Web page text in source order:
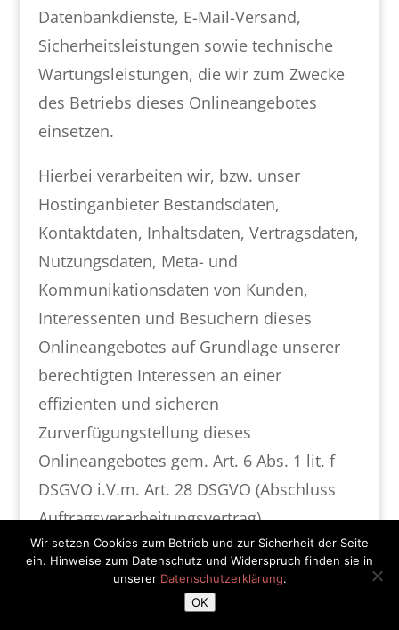
Datenbankdienste, E-Mail-Versand,
Sicherheitsleistungen sowie technische
Wartungsleistungen, die wir zum Zwecke
des Betriebs dieses Onlineangebotes
einsetzen.
Hierbei verarbeiten wir, bzw. unser
Hostinganbieter Bestandsdaten,
Kontaktdaten, Inhaltsdaten, Vertragsdaten,
Nutzungsdaten, Meta- und
Kommunikationsdaten von Kunden,
Interessenten und Besuchern dieses
Onlineangebotes auf Grundlage unserer
berechtigten Interessen an einer
effizienten und sicheren
Zurverfügungstellung dieses
Onlineangebotes gem. Art. 6 Abs. 1 lit. f
DSGVO i.V.m. Art. 28 DSGVO (Abschluss
Auftragsverarbeitungsvertrag).
Erhebung von Zugriffsdaten und
Wir, bzw. unser Hostinganbieter, erhebt
Wir setzen Cookies zum Betrieb und zur Sicherheit der Seite
ein. Hinweise zum Datenschutz und Widerspruch finden sie in
unserer Datenschutzerklärung.
OK